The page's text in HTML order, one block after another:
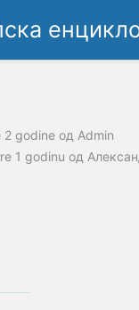
2 godine oд Admin
1 godinu од